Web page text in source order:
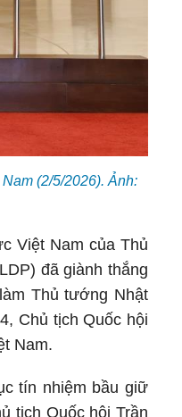
(2/5/2026). Ảnh:
Việt Nam của Thủ
đã giành thắng
Thủ tướng Nhật
Chủ tịch Quốc hội
Nam.
tín nhiệm bầu giữ
tịch Quốc hội Trần